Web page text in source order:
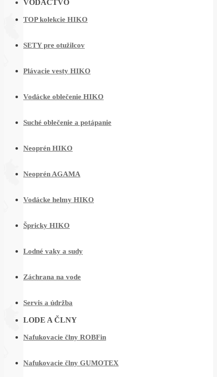
VODÁCTVO
TOP kolekcie HIKO
SETY pre otužilcov
Plávacie vesty HIKO
Vodácke oblečenie HIKO
Suché oblečenie a potápanie
Neoprén HIKO
Neoprén AGAMA
Vodácke helmy HIKO
Špricky HIKO
Lodné vaky a sudy
Záchrana na vode
Servis a údržba
LODE A ČLNY
Nafukovacie člny ROBFin
Nafukovacie člny GUMOTEX